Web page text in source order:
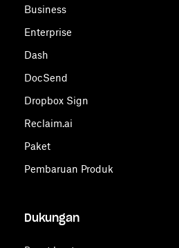
Business
Enterprise
Dash
DocSend
Dropbox Sign
Reclaim.ai
Paket
Pembaruan Produk
Dukungan